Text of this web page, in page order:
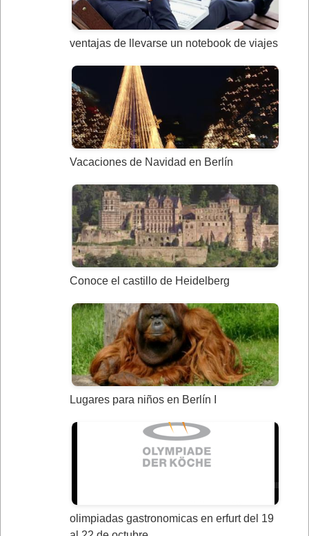
ventajas de llevarse un notebook de viajes
Vacaciones de Navidad en Berlín
Conoce el castillo de Heidelberg
Lugares para niños en Berlín I
olimpiadas gastronomicas en erfurt del 19